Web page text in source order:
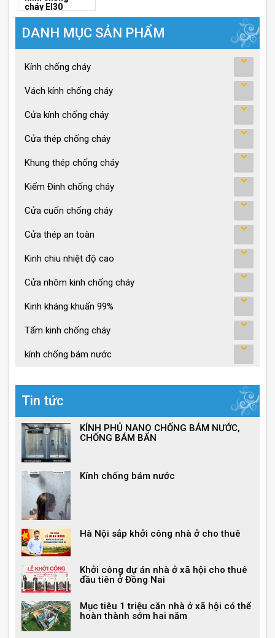
cháy EI30
DANH MỤC SẢN PHẨM
Kính chống cháy
Vách kính chống cháy
Cửa kính chống cháy
Cửa thép chống cháy
Khung thép chống cháy
Kiểm Đinh chống cháy
Cửa cuốn chống cháy
Cửa thép an toàn
Kinh chiu nhiệt độ cao
Cửa nhôm kinh chống cháy
Kinh kháng khuẩn 99%
Tấm kinh chống cháy
kính chống bám nước
Tin tức
KÍNH PHỦ NANO CHỐNG BÁM NƯỚC,
CHỐNG BÁM BẨN
Kính chống bám nước
Hà Nội sắp khởi công nhà ở cho thuê
Khởi công dự án nhà ở xã hội cho thuê
đầu tiên ở Đồng Nai
Mục tiêu 1 triệu căn nhà ở xã hội có thể
hoàn thành sớm hai năm